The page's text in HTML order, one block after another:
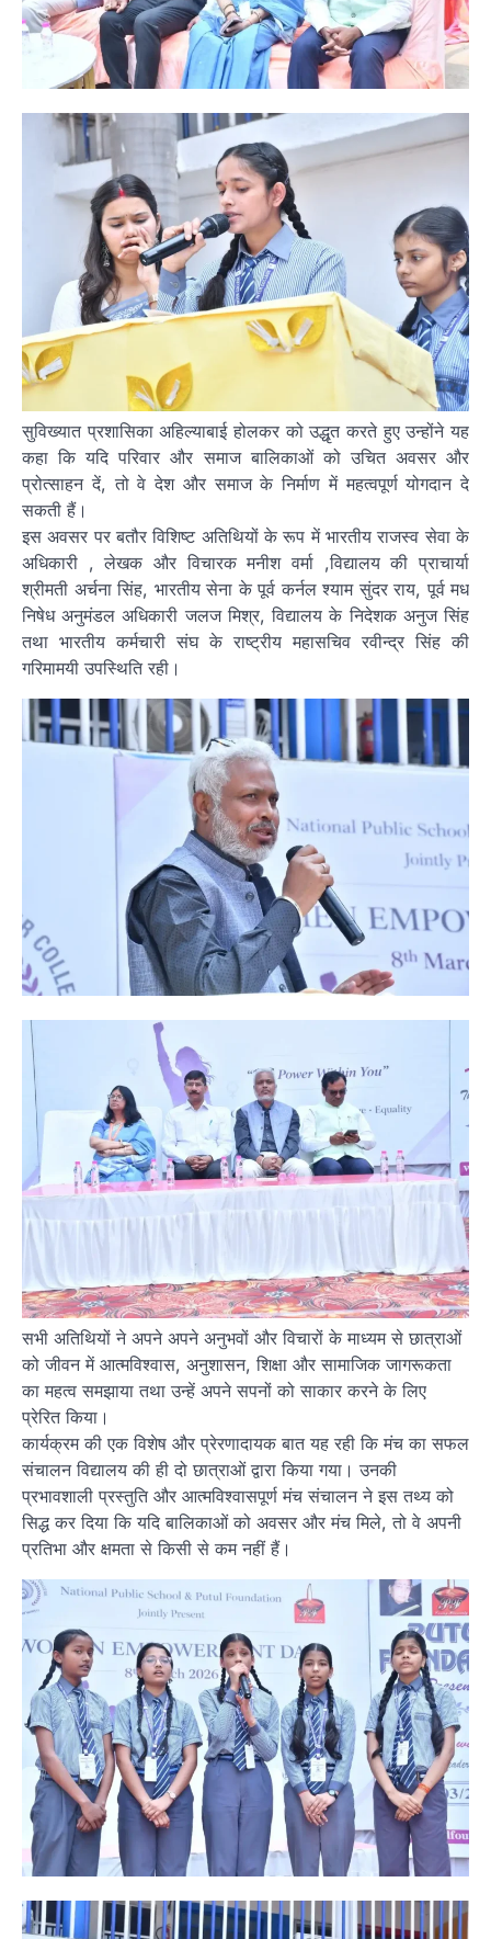
सुविख्यात प्रशासिका अहिल्याबाई होलकर को उद्धृत करते हुए उन्होंने यह
कहा कि यदि परिवार और समाज बालिकाओं को उचित अवसर और
प्रोत्साहन दें, तो वे देश और समाज के निर्माण में महत्वपूर्ण योगदान दे
सकती हैं।
इस अवसर पर बतौर विशिष्ट अतिथियों के रूप में भारतीय राजस्व सेवा के
अधिकारी , लेखक और विचारक मनीश वर्मा ,विद्यालय की प्राचार्या
श्रीमती अर्चना सिंह, भारतीय सेना के पूर्व कर्नल श्याम सुंदर राय, पूर्व मध
निषेध अनुमंडल अधिकारी जलज मिश्र, विद्यालय के निदेशक अनुज सिंह
तथा भारतीय कर्मचारी संघ के राष्ट्रीय महासचिव रवीन्द्र सिंह की
गरिमामयी उपस्थिति रही।
सभी अतिथियों ने अपने अपने अनुभवों और विचारों के माध्यम से छात्राओं
को जीवन में आत्मविश्वास, अनुशासन, शिक्षा और सामाजिक जागरूकता
का महत्व समझाया तथा उन्हें अपने सपनों को साकार करने के लिए
प्रेरित किया।
कार्यक्रम की एक विशेष और प्रेरणादायक बात यह रही कि मंच का सफल
संचालन विद्यालय की ही दो छात्राओं द्वारा किया गया। उनकी
प्रभावशाली प्रस्तुति और आत्मविश्वासपूर्ण मंच संचालन ने इस तथ्य को
सिद्ध कर दिया कि यदि बालिकाओं को अवसर और मंच मिले, तो वे अपनी
प्रतिभा और क्षमता से किसी से कम नहीं हैं।